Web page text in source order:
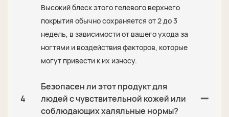
Высокий блеск этого гелевого верхнего
покрытия обычно сохраняется от 2 до 3
недель, в зависимости от вашего ухода за
ногтями и воздействия факторов, которые
могут привести к их износу.
4
Безопасен ли этот продукт для
людей с чувствительной кожей или
соблюдающих халяльные нормы?